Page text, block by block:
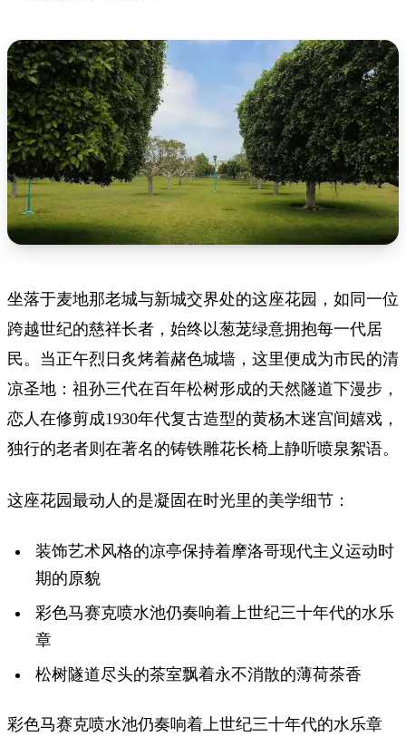
坐落于麦地那老城与新城交界处的这座花园，如同一位
跨越世纪的慈祥长者，始终以葱茏绿意拥抱每一代居
民。当正午烈日炙烤着赭色城墙，这里便成为市民的清
凉圣地：祖孙三代在百年松树形成的天然隧道下漫步，
恋人在修剪成1930年代复古造型的黄杨木迷宫间嬉戏，
独行的老者则在著名的铸铁雕花长椅上静听喷泉絮语。
这座花园最动人的是凝固在时光里的美学细节：
装饰艺术风格的凉亭保持着摩洛哥现代主义运动时
期的原貌
彩色马赛克喷水池仍奏响着上世纪三十年代的水乐
章
松树隧道尽头的茶室飘着永不消散的薄荷茶香
彩色马赛克喷水池仍奏响着上世纪三十年代的水乐章